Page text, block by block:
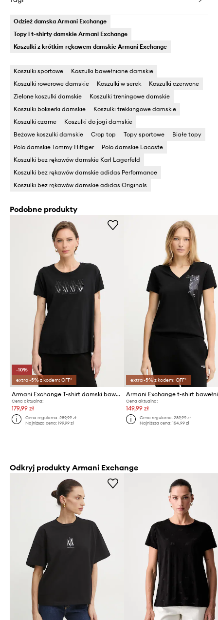
Odzież damska Armani Exchange
Topy i t-shirty damskie Armani Exchange
Koszulki z krótkim rękawem damskie Armani Exchange
Koszulki sportowe
Koszulki bawełniane damskie
Koszulki rowerowe damskie
Koszulki w serek
Koszulki czerwone
Zielone koszulki damskie
Koszulki treningowe damskie
Koszulki bokserki damskie
Koszulki trekkingowe damskie
Koszulki czarne
Koszulki do jogi damskie
Beżowe koszulki damskie
Crop top Topy sportowe
Białe topy
Polo damskie Tommy Hilfiger
Polo damskie Lacoste
Koszulki bez rękawów damskie Karl Lagerfeld
Koszulki bez rękawów damskie adidas Performance
Koszulki bez rękawów damskie adidas Originals
Podobne produkty
-10%
extra -5% z kodem: OFF*
Armani Exchange T-shirt damski bawełniany
Cena aktualna:
179,99 zł
Cena regularna:289,99 zł
Najniższa cena:199,99 zł
extra -5% z kodem: OFF*
Armani Exchange t-shirt
Cena aktualna:
149,99 zł
Cena regularna: 289,99 zł
Najniższa cena: 154,99 zł
Odkryj produkty Armani Exchange